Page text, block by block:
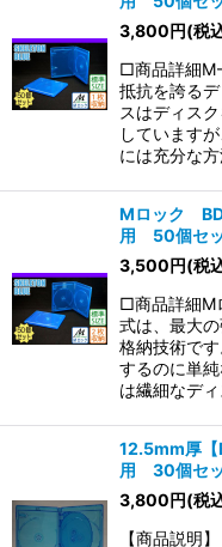
3,800 円(税
□商品詳細
抵抗を誇る
スはディス
しています
には充分な
Mロック
用 50個セ
3,500 円(税
□商品詳細M
式は、最大
格納技術で
するのに単
は繊細なデ
12.5mm厚【
用 30個セ
3,800 円(税
【商品説明